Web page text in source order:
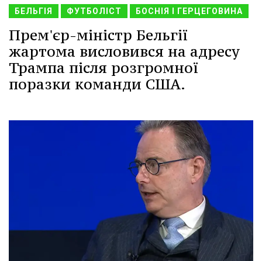
БЕЛЬГІЯ ФУТБОЛІСТ БОСНІЯ І ГЕРЦЕГОВИНА
Прем'єр-міністр Бельгії
жартома висловився на адресу
Трампа після розгромної
поразки команди США.